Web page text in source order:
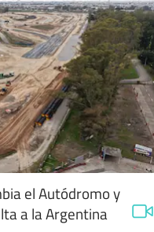
el Autódromo y
a la Argentina